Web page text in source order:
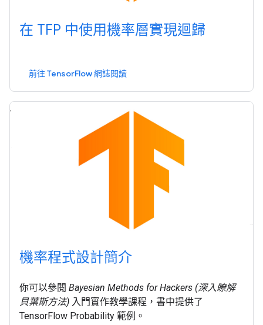
在 TFP 中使用機率層實現迴歸
前往 TensorFlow 網誌閱讀
機率程式設計簡介
你可以參閱 Bayesian Methods for Hackers (深入瞭解
貝葉斯方法) 入門實作教學課程，書中提供了
TensorFlow Probability 範例。